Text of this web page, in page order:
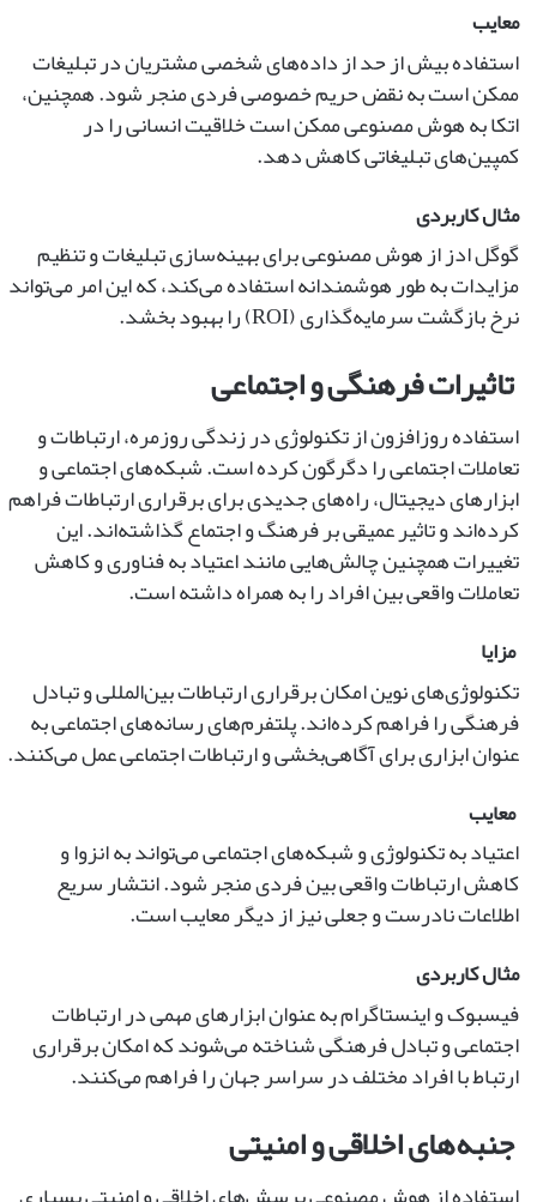
معایب
استفاده بیش از حد از داده‌های شخصی مشتریان در تبلیغات
ممکن است به نقض حریم خصوصی فردی منجر شود. همچنین،
اتکا به هوش مصنوعی ممکن است خلاقیت انسانی را در
کمپین‌های تبلیغاتی کاهش دهد.
مثال کاربردی
گوگل ادز از هوش مصنوعی برای بهینه‌سازی تبلیغات و تنظیم
مزایدات به طور هوشمندانه استفاده می‌کند، که این امر می‌تواند
نرخ بازگشت سرمایه‌گذاری (ROI) را بهبود بخشد.
تاثیرات فرهنگی و اجتماعی
استفاده روزافزون از تکنولوژی در زندگی روزمره، ارتباطات و
تعاملات اجتماعی را دگرگون کرده است. شبکه‌های اجتماعی و
ابزارهای دیجیتال، راه‌های جدیدی برای برقراری ارتباطات فراهم
کرده‌اند و تاثیر عمیقی بر فرهنگ و اجتماع گذاشته‌اند. این
تغییرات همچنین چالش‌هایی مانند اعتیاد به فناوری و کاهش
تعاملات واقعی بین افراد را به همراه داشته است.
مزایا
تکنولوژی‌های نوین امکان برقراری ارتباطات بین‌المللی و تبادل
فرهنگی را فراهم کرده‌اند. پلتفرم‌های رسانه‌های اجتماعی به
عنوان ابزاری برای آگاهی‌بخشی و ارتباطات اجتماعی عمل می‌کنند.
معایب
اعتیاد به تکنولوژی و شبکه‌های اجتماعی می‌تواند به انزوا و
کاهش ارتباطات واقعی بین فردی منجر شود. انتشار سریع
اطلاعات نادرست و جعلی نیز از دیگر معایب است.
مثال کاربردی
فیسبوک و اینستاگرام به عنوان ابزارهای مهمی در ارتباطات
اجتماعی و تبادل فرهنگی شناخته می‌شوند که امکان برقراری
ارتباط با افراد مختلف در سراسر جهان را فراهم می‌کنند.
جنبه‌های اخلاقی و امنیتی